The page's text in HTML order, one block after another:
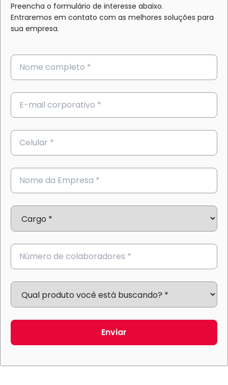
Preencha o formulário de interesse abaixo.
Entraremos em contato com as melhores soluções para
sua empresa.
Enviar